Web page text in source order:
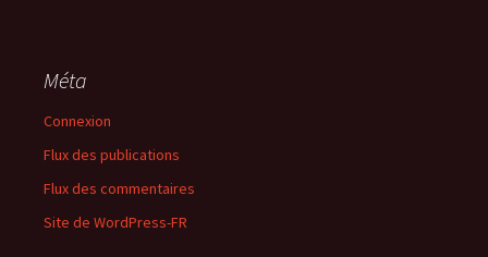
Méta
Connexion
Flux des publications
Flux des commentaires
Site de WordPress-FR